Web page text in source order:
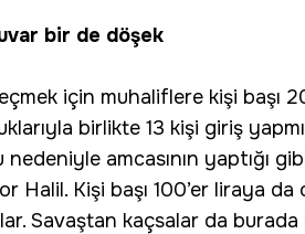
bir de döşek
için muhaliflere kişi
birlikte 13 kişi giriş
nedeniyle amcasının yaptığı
Halil. Kişi başı 100’er liraya
Savaştan kaçsalar da burada